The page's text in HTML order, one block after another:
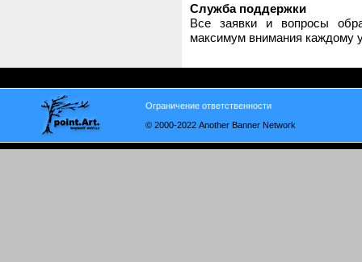
Служба поддержки
Все заявки и вопросы
максимум внимания каждому
Ограничение ответственности
© 2000-2022 Another Banner Network